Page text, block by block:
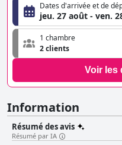
Dates d'arrivée et de
jeu. 27 août - ven.
1 chambre
2 clients
Voir les
Information
Résumé des avis
Résumé par IA